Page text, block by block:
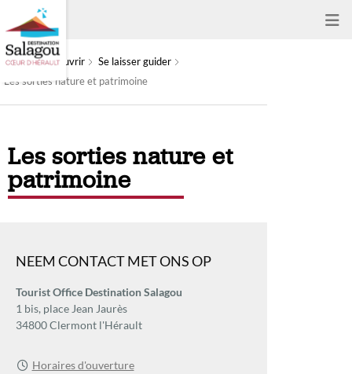
À découvrir
Se laisser guider
Les sorties nature et patrimoine
Les sorties nature et
patrimoine
NEEM CONTACT MET ONS OP
Tourist Office Destination Salagou
1 bis, place Jean Jaurès
34800 Clermont l'Hérault
Horaires d'ouverture